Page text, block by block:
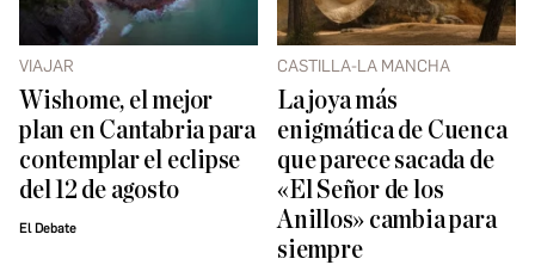
VIAJAR
Wishome, el mejor
plan en Cantabria para
contemplar el eclipse
del 12 de agosto
El Debate
CASTILLA-LA MANCHA
La joya más
enigmática de Cuenca
que parece sacada de
«El Señor de los
Anillos» cambia para
siempre